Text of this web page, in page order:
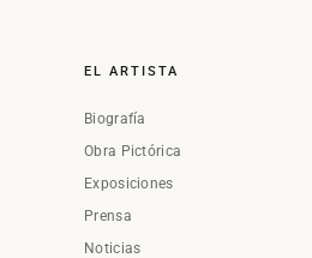
EL ARTISTA
Biografía
Obra Pictórica
Exposiciones
Prensa
Noticias